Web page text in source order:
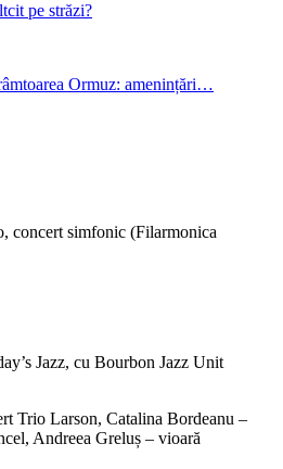
pe străzi?
Ormuz: amenințări…
concert simfonic (Filarmonica
Jazz, cu Bourbon Jazz Unit
Trio Larson, Catalina Bordeanu –
Andreea Greluș – vioară